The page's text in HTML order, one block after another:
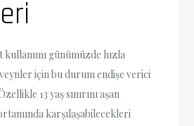
günümüzde hızla
için bu durum endişe verici
13 yaş sınırını aşan
karşılaşabilecekleri